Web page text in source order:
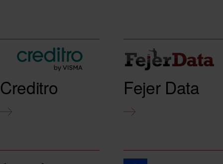
Creditro Fejer Data